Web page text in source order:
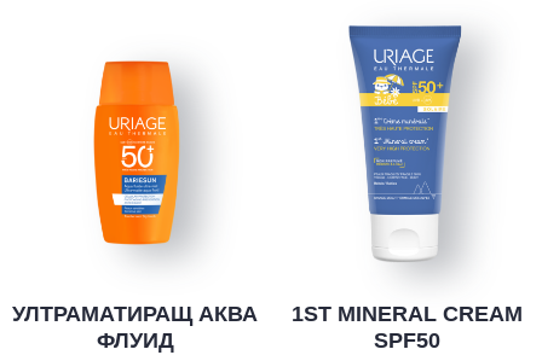
УЛТРАМАТИРАЩ АКВА
ФЛУИД
1ST MINERAL CREAM
SPF50